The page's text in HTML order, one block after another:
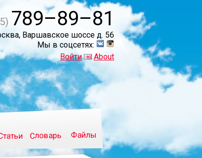
789–89–81
Варшавское шоссе д. 56
Мы в соцсетях:
Войти
About
Словарь Файлы